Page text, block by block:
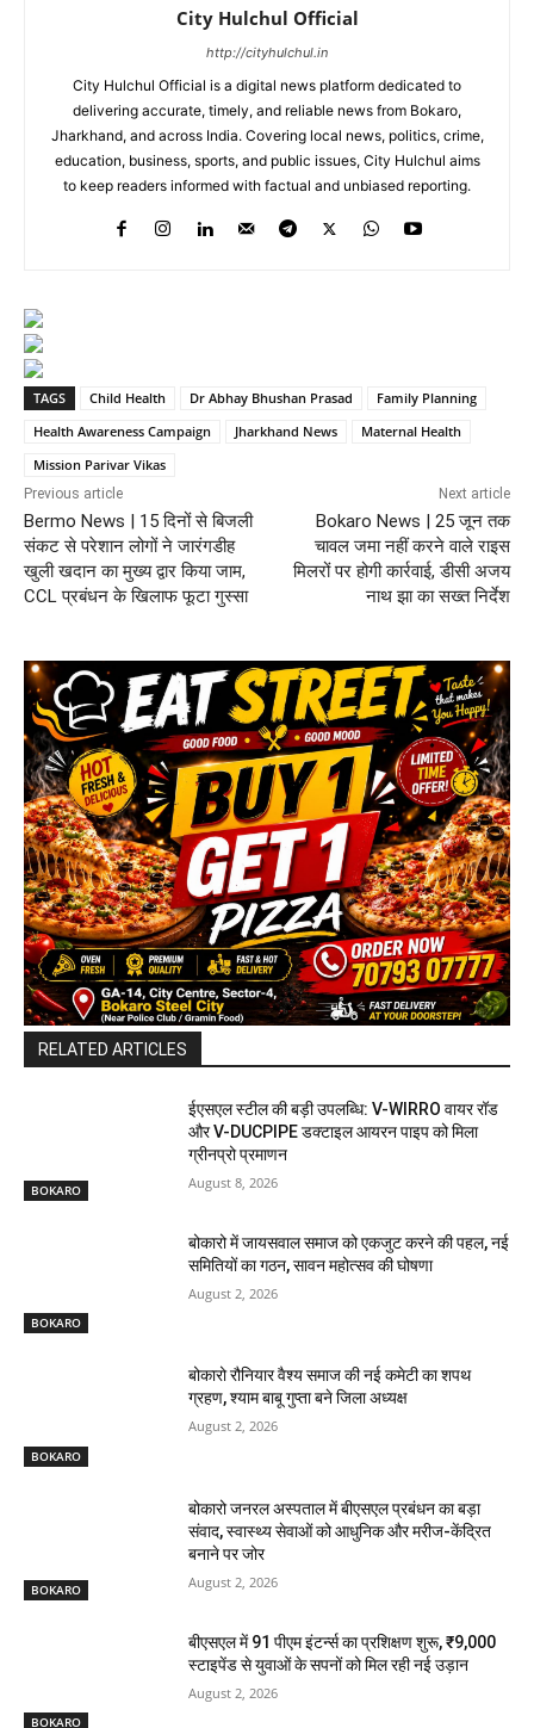
City Hulchul Official
http://cityhulchul.in
City Hulchul Official is a digital news platform dedicated to
delivering accurate, timely, and reliable news from Bokaro,
Jharkhand, and across India. Covering local news, politics, crime,
education, business, sports, and public issues, City Hulchul aims
to keep readers informed with factual and unbiased reporting.
TAGS Child Health Dr Abhay Bhushan Prasad
Family Planning
Health Awareness Campaign
Jharkhand News
Maternal Health
Mission Parivar Vikas
Previous article
Bermo News | 15 दिनों से बिजली
संकट से परेशान लोगों ने जारंगडीह
खुली खदान का मुख्य द्वार किया जाम,
CCL प्रबंधन के खिलाफ फूटा गुस्सा
Next article
Bokaro News | 25 जून तक
चावल जमा नहीं करने वाले राइस
मिलरों पर होगी कार्रवाई, डीसी अजय
नाथ झा का सख्त निर्देश
RELATED ARTICLES
BOKARO
ईएसएल स्टील की बड़ी उपलब्धि: V-WIRRO वायर रॉड
और V-DUCPIPE डक्टाइल आयरन पाइप को मिला
ग्रीनप्रो प्रमाणन
August 8, 2026
BOKARO
बोकारो में जायसवाल समाज को एकजुट करने की पहल, नई
समितियों का गठन, सावन महोत्सव की घोषणा
August 2, 2026
BOKARO
बोकारो रौनियार वैश्य समाज की नई कमेटी का शपथ
ग्रहण, श्याम बाबू गुप्ता बने जिला अध्यक्ष
August 2, 2026
BOKARO
बोकारो जनरल अस्पताल में बीएसएल प्रबंधन का बड़ा
संवाद, स्वास्थ्य सेवाओं को आधुनिक और मरीज-केंद्रित
बनाने पर जोर
August 2, 2026
BOKARO
बीएसएल में 91 पीएम इंटर्न्स का प्रशिक्षण शुरू, ₹9,000
स्टाइपेंड से युवाओं के सपनों को मिल रही नई उड़ान
August 2, 2026